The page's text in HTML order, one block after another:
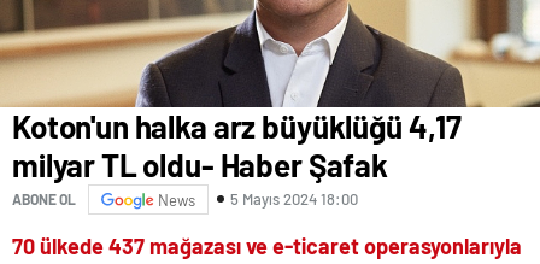
Koton'un halka arz büyüklüğü 4,17
milyar TL oldu- Haber Şafak
ABONE OL News 5 Mayıs 2024 18:00
70 ülkede 437 mağazası ve e-ticaret operasyonlarıyla